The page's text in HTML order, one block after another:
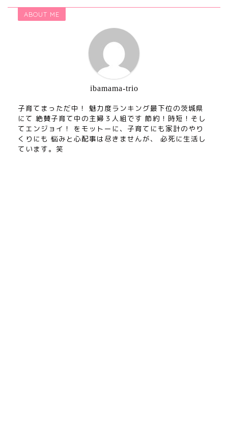
ABOUT ME
ibamama-trio
子育てまっただ中！ 魅力度ランキング最下位の茨城県
にて 絶賛子育て中の主婦３人組です 節約！時短！そし
てエンジョイ！ をモットーに、子育てにも家計のやり
くりにも 悩みと心配事は尽きませんが、 必死に生活し
ています。笑